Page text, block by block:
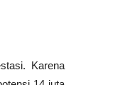
Karena